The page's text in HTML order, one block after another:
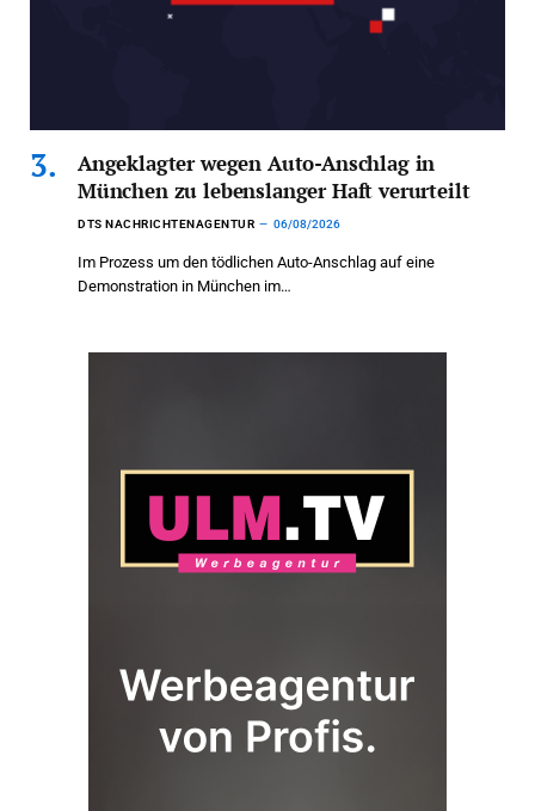
Angeklagter wegen Auto-Anschlag in
München zu lebenslanger Haft verurteilt
DTS NACHRICHTENAGENTUR 06/08/2026
Im Prozess um den tödlichen Auto-Anschlag auf eine
Demonstration in München im…